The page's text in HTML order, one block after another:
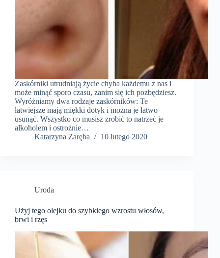
Zaskórniki utrudniają życie chyba każdemu z nas i
może minąć sporo czasu, zanim się ich pozbędziesz.
Wyróżniamy dwa rodzaje zaskórników: Te
łatwiejsze mają miękki dotyk i można je łatwo
usunąć. Wszystko co musisz zrobić to natrzeć je
alkoholem i ostrożnie…
Katarzyna Zaręba
10 lutego 2020
Uroda
Użyj tego olejku do szybkiego wzrostu włosów,
brwi i rzęs